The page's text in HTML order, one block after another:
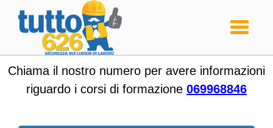
Toggle
Chiama il nostro numero per avere informazioni
riguardo i corsi di formazione 069968846